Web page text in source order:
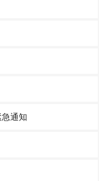
通知